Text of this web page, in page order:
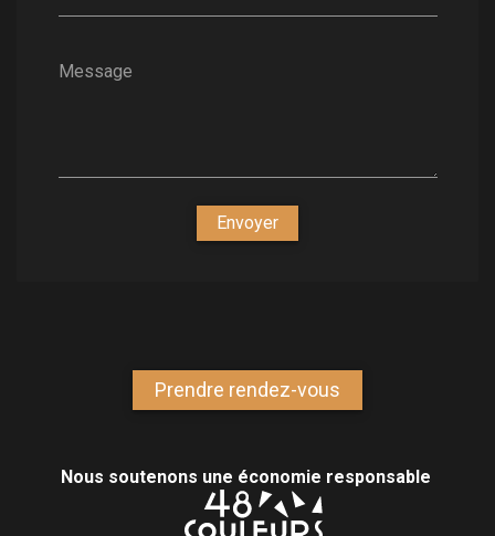
Message
Envoyer
Prendre rendez-vous
Nous soutenons une économie responsable